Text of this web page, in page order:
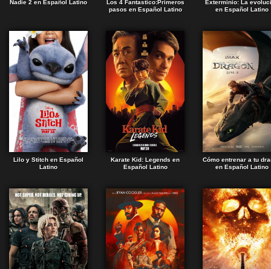
Nadie 2 en Español Latino
Los 4 Fantastico:Primeros
pasos en Español Latino
Exterminio: La
en Español Latino
Lilo y Stitch en Español
Latino
Karate Kid: Legends en
Español Latino
Cómo entrenar a tu
en Español Latino